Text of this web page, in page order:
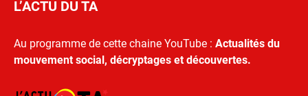
L’ACTU DU TA
Au programme de cette chaine YouTube : Actualités du
mouvement social, décryptages et découvertes.